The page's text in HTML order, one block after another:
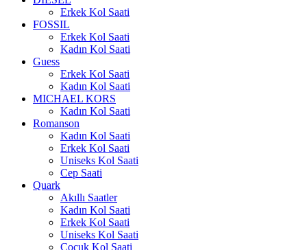
Erkek Kol Saati
FOSSIL
Erkek Kol Saati
Kadın Kol Saati
Guess
Erkek Kol Saati
Kadın Kol Saati
MICHAEL KORS
Kadın Kol Saati
Romanson
Kadın Kol Saati
Erkek Kol Saati
Uniseks Kol Saati
Cep Saati
Quark
Akıllı Saatler
Kadın Kol Saati
Erkek Kol Saati
Uniseks Kol Saati
Çocuk Kol Saati